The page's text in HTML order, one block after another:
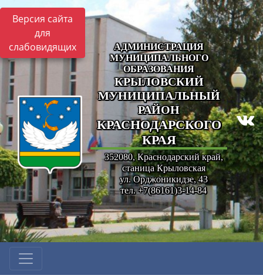
Версия сайта
для
слабовидящих
АДМИНИСТРАЦИЯ
МУНИЦИПАЛЬНОГО
ОБРАЗОВАНИЯ
КРЫЛОВСКИЙ
МУНИЦИПАЛЬНЫЙ
РАЙОН
КРАСНОДАРСКОГО
КРАЯ
352080, Краснодарский край,
станица Крыловская
ул. Орджоникидзе, 43
тел. +7(86161)3-14-84